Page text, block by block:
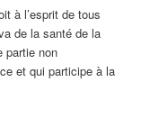
à l’esprit de tous
de la santé de la
partie non
et qui participe à la